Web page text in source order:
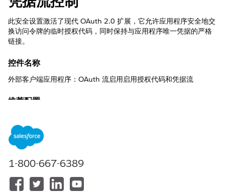
此安全设置激活了现代 OAuth 2.0 扩展，它允许应用程序安全地交
换访问令牌的临时授权代码，同时保持与应用程序唯一凭据的严格
链接。
控件名称
外部客户端应用程序：OAuth 流启用启用授权代码和凭据流
推荐配置
控制概览
换访问令牌的临时授权代码，同时保持与应用程序唯一凭据的严格
链接。
1-800-667-6389